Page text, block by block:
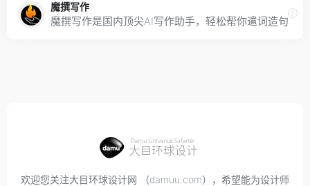
魔撰写作
魔撰写作是国内顶尖AI写作助手，轻松帮你遣词造句，
欢迎您关注大目环球设计网 （damuu.com），希望能为设计师